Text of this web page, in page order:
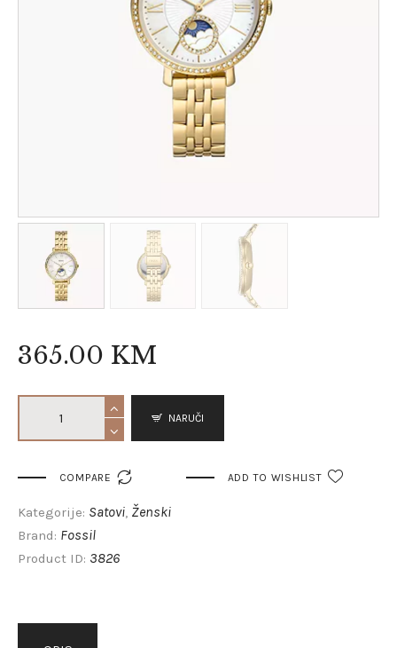
365.00 KM
NARUČI
COMPARE  ADD TO WISHLIST
Kategorije: Satovi, Ženski
Brand: Fossil
Product ID: 3826